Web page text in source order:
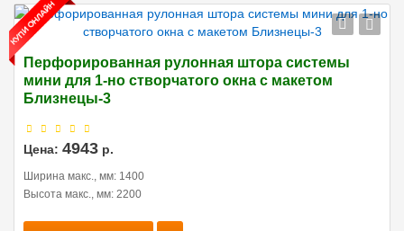
Перфорированная рулонная штора системы
мини для 1-но створчатого окна с макетом
Близнецы-3
Цена: 4943 р.
Ширина макс., мм: 1400
Высота макс., мм: 2200